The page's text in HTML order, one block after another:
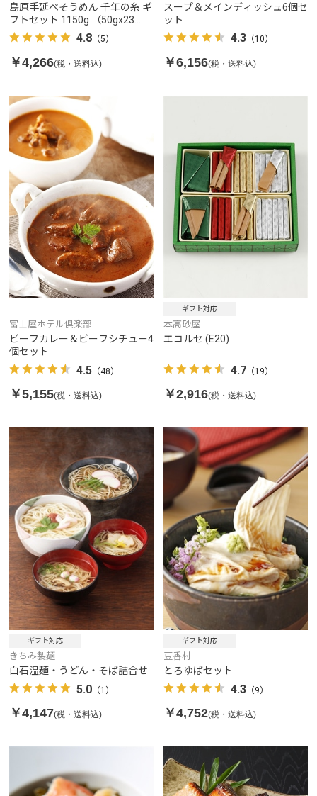
島原手延べそうめん 千年の糸 ギ
フトセット 1150g （50gx23
束）
4.8 （5）
￥4,266(税・送料込)
スープ＆メインディッシュ6個セ
ット
4.3（10）
￥6,156(税・送料込)
富士屋ホテル倶楽部
ビーフカレー＆ビーフシチュー4
個セット
4.5 （48）
￥5,155(税・送料込)
ギフト対応
本高砂屋
エコルセ (E20)
4.7（19）
￥2,916(税・送料込)
ギフト対応
きちみ製麺
白石温麺・うどん・そば詰合せ
5.0 （1）
￥4,147(税・送料込)
ギフト対応
豆香村
とろゆばセット
4.3（9）
￥4,752(税・送料込)